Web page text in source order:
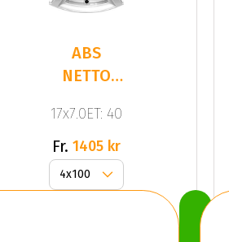
ABS
NETTO
SILVER
17x7.0ET: 40
Fr. 1405 kr